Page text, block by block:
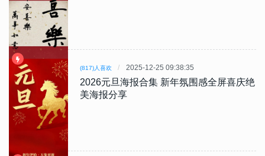
(817)人喜欢 2025-12-25 09:38:35
2026元旦海报合集 新年氛围感全屏喜庆绝
美海报分享